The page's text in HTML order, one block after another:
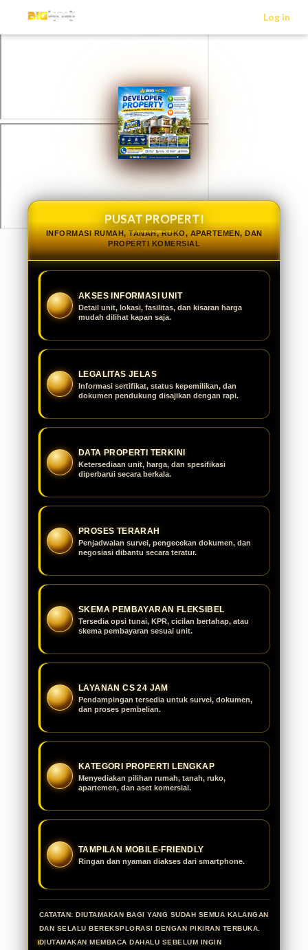
Log in
PUSAT PROPERTI
INFORMASI RUMAH, TANAH, RUKO, APARTEMEN, DAN
PROPERTI KOMERSIAL
AKSES INFORMASI UNIT
Detail unit, lokasi, fasilitas, dan kisaran harga
mudah dilihat kapan saja.
LEGALITAS JELAS
Informasi sertifikat, status kepemilikan, dan
dokumen pendukung disajikan dengan rapi.
DATA PROPERTI TERKINI
Ketersediaan unit, harga, dan spesifikasi
diperbarui secara berkala.
PROSES TERARAH
Penjadwalan survei, pengecekan dokumen, dan
negosiasi dibantu secara teratur.
SKEMA PEMBAYARAN FLEKSIBEL
Tersedia opsi tunai, KPR, cicilan bertahap, atau
skema pembayaran sesuai unit.
LAYANAN CS 24 JAM
Pendampingan tersedia untuk survei, dokumen,
dan proses pembelian.
KATEGORI PROPERTI LENGKAP
Menyediakan pilihan rumah, tanah, ruko,
apartemen, dan aset komersial.
TAMPILAN MOBILE-FRIENDLY
Ringan dan nyaman diakses dari smartphone.
CATATAN: DIUTAMAKAN BAGI YANG SUDAH SEMUA KALANGAN
DAN SELALU BEREKSPLORASI DENGAN PIKIRAN TERBUKA.
DIUTAMAKAN MEMBACA DAHALU SEBELUM INGIN